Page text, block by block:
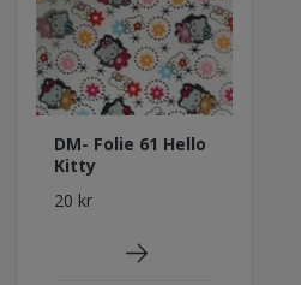
DM- Folie 61 Hello
Kitty
20 kr